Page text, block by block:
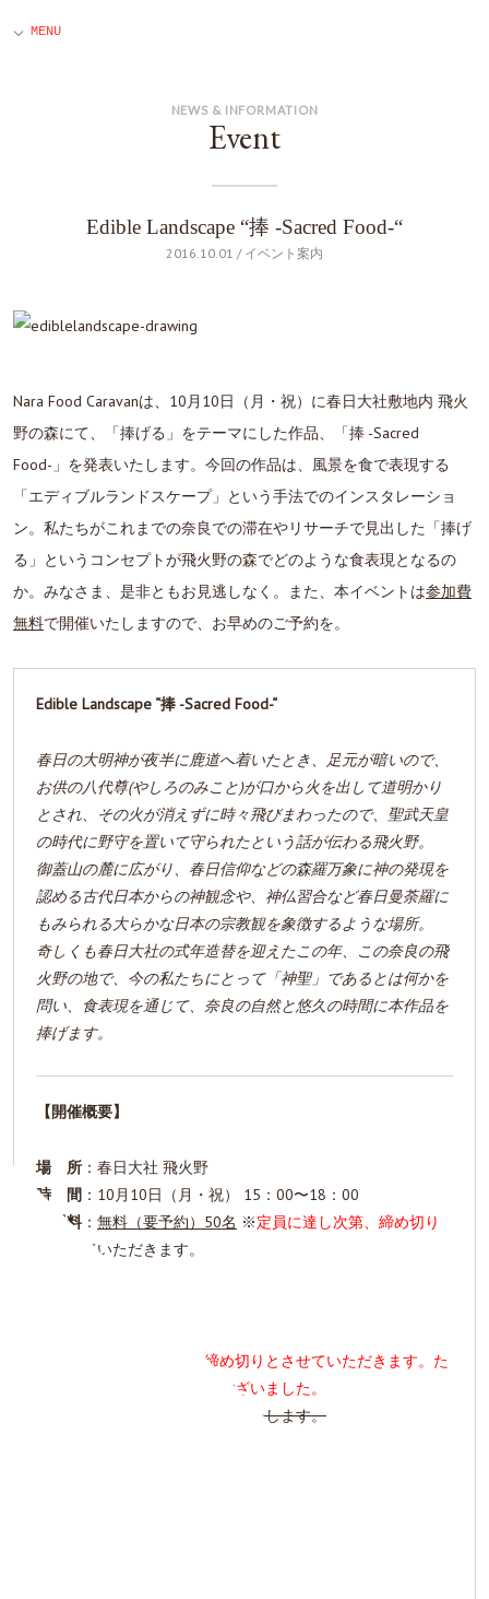
NEWS & INFORMATION
Event
Edible Landscape “捧 -Sacred Food-“
2016.10.01 / イベント案内
Nara Food Caravanは、10月10日（月・祝）に春日大社敷地内 飛火
野の森にて、「捧げる」をテーマにした作品、「捧 -Sacred
Food-」を発表いたします。今回の作品は、風景を食で表現する
「エディブルランドスケープ」という手法でのインスタレーショ
ン。私たちがこれまでの奈良での滞在やリサーチで見出した「捧げ
る」というコンセプトが飛火野の森でどのような食表現となるの
か。みなさま、是非ともお見逃しなく。また、本イベントは参加費
無料で開催いたしますので、お早めのご予約を。
Edible Landscape “捧 -Sacred Food-“
春日の大明神が夜半に鹿道へ着いたとき、足元が暗いので、
お供の八代尊(やしろのみこと)が口から火を出して道明かり
とされ、その火が消えずに時々飛びまわったので、聖武天皇
の時代に野守を置いて守られたという話が伝わる飛火野。
御蓋山の麓に広がり、春日信仰などの森羅万象に神の発現を
認める古代日本からの神観念や、神仏習合など春日曼荼羅に
もみられる大らかな日本の宗教観を象徴するような場所。
奇しくも春日大社の式年造替を迎えたこの年、この奈良の飛
火野の地で、今の私たちにとって「神聖」であるとは何かを
問い、食表現を通じて、奈良の自然と悠久の時間に本作品を
捧げます。
【開催概要】
場 所 ：春日大社 飛火野
時 間 ：10月10日（月・祝） 15：00〜18：00
入場料： 無料（要予約）50名 ※定員に達し次第、締め切り
とさせていただきます。
定員に達しましたので、締め切りとさせていただきます。た
くさんのご応募ありがとうございました。
下記予約フォームより、受付いたします。